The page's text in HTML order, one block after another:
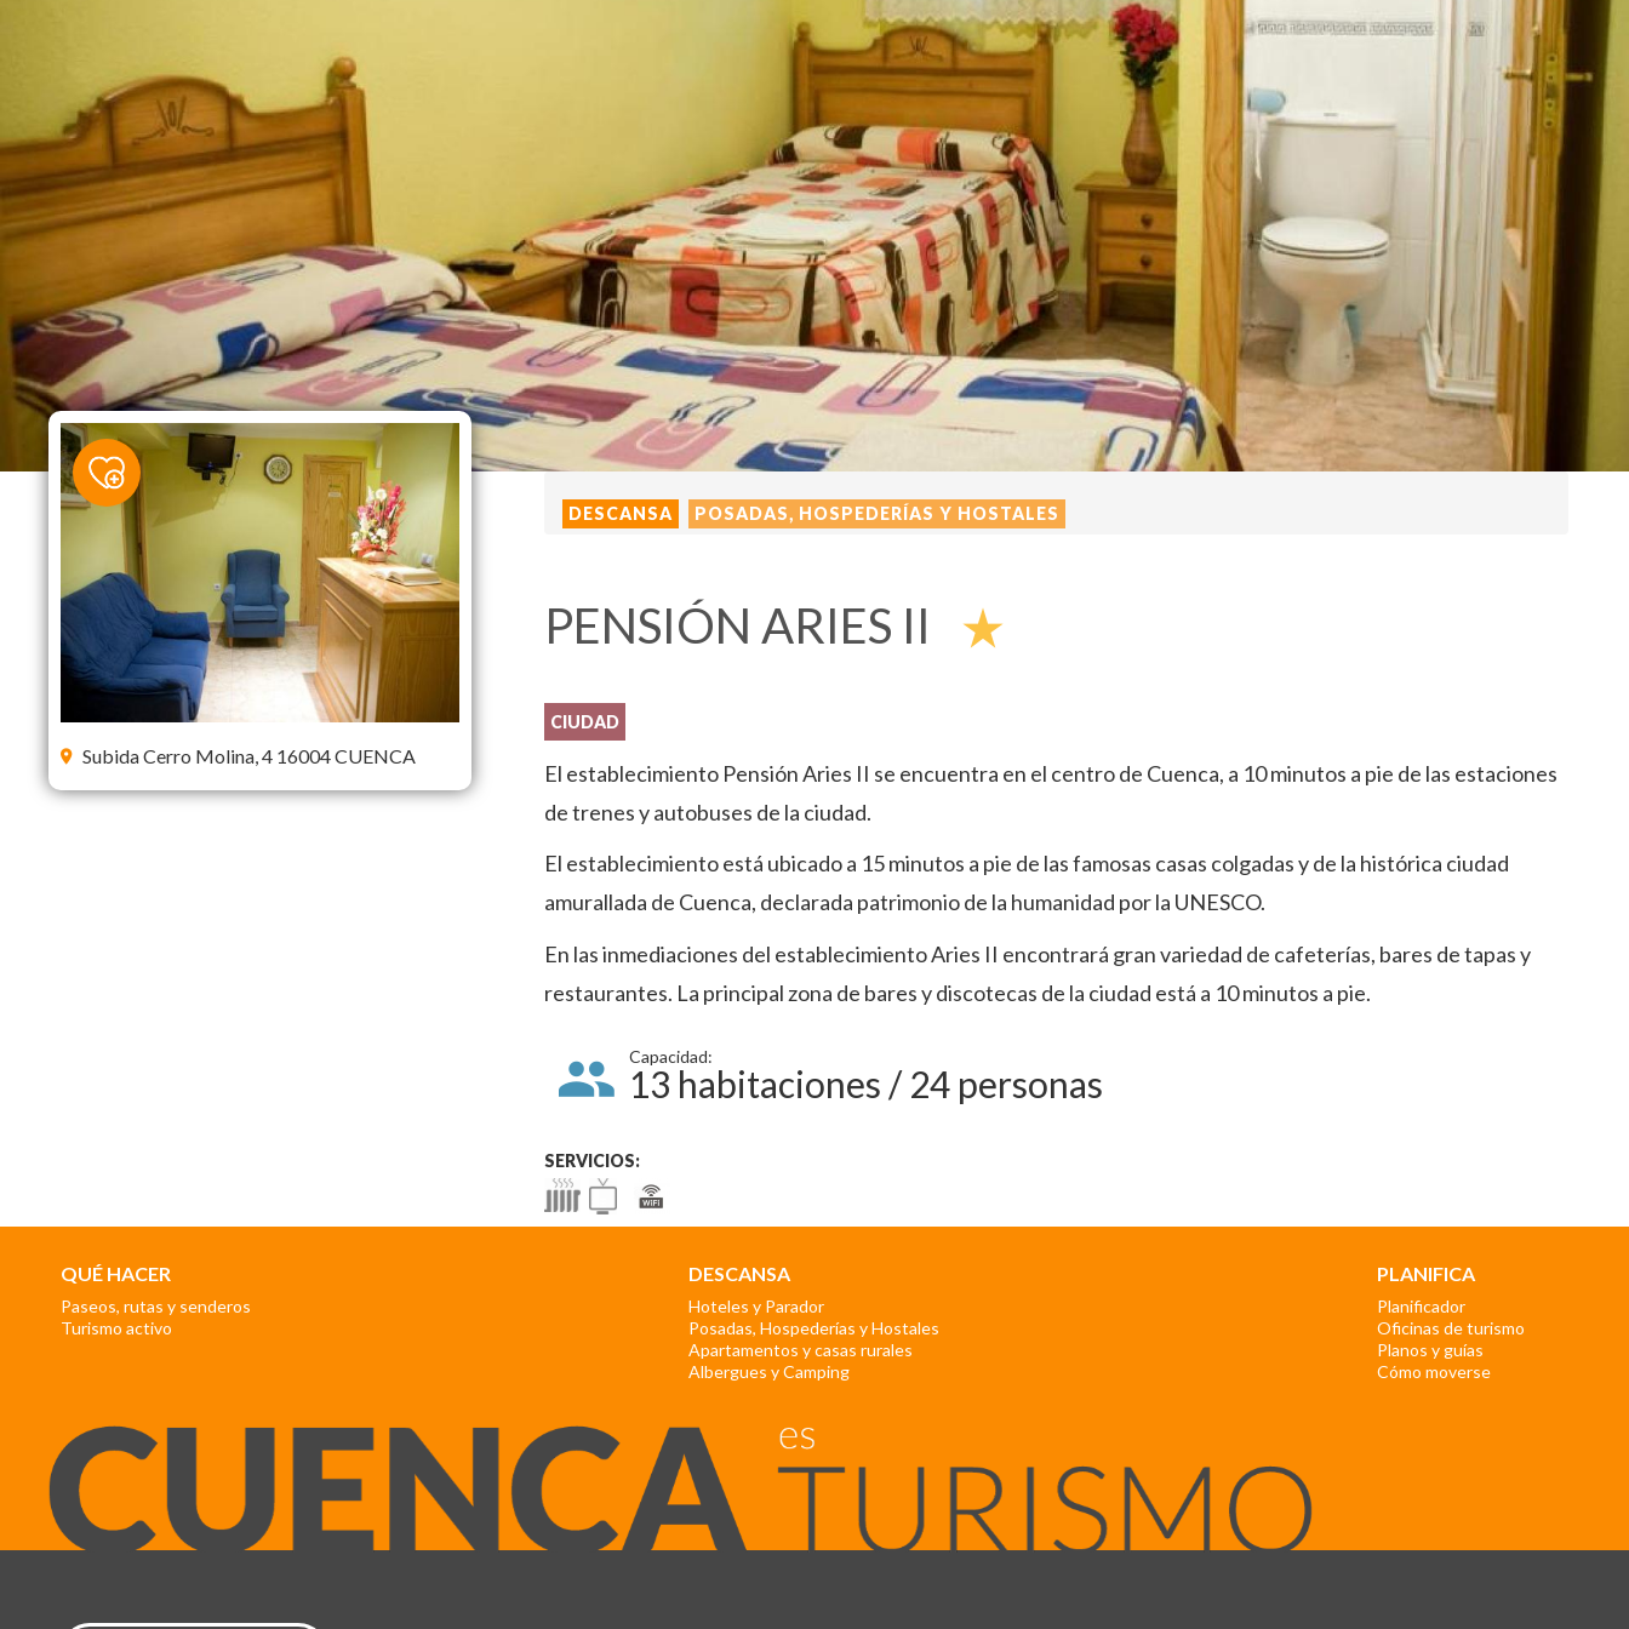
Subida Cerro Molina, 4 16004 CUENCA
DESCANSA POSADAS, HOSPEDERÍAS Y HOSTALES
PENSIÓN ARIES II star_rate
CIUDAD
El establecimiento Pensión Aries II se encuentra en el centro de Cuenca, a 10 minutos a pie de las estaciones
de trenes y autobuses de la ciudad.
El establecimiento está ubicado a 15 minutos a pie de las famosas casas colgadas y de la histórica ciudad
amurallada de Cuenca, declarada patrimonio de la humanidad por la UNESCO.
En las inmediaciones del establecimiento Aries II encontrará gran variedad de cafeterías, bares de tapas y
restaurantes. La principal zona de bares y discotecas de la ciudad está a 10 minutos a pie.
Capacidad:
13 habitaciones / 24 personas
SERVICIOS:
QUÉ HACER
Paseos, rutas y senderos
Turismo activo
DESCANSA
Hoteles y Parador
Posadas, Hospederías y Hostales
Apartamentos y casas rurales
Albergues y Camping
PLANIFICA
Planificador
Oficinas de turismo
Planos y guías
Cómo moverse